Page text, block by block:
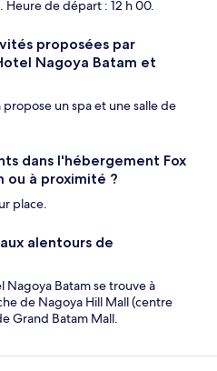
de départ : 12 h 00.
proposées par
Nagoya Batam et
un spa et une salle de
dans l'hébergement Fox
ou à proximité ?
place.
alentours de
Nagoya Batam se trouve à
de Nagoya Hill Mall (centre
Grand Batam Mall.